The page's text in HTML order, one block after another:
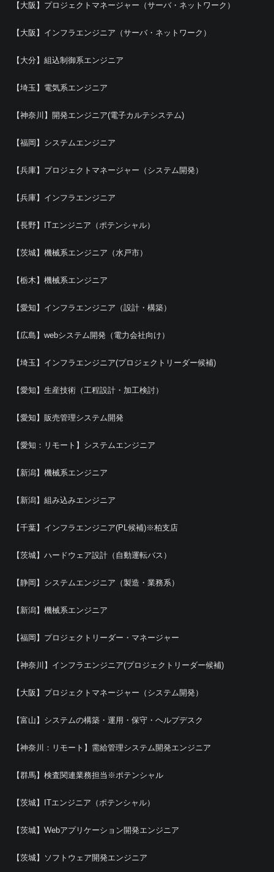
【大阪】プロジェクトマネージャー（サーバ・ネットワーク）
【大阪】インフラエンジニア（サーバ・ネットワーク）
【大分】組込制御系エンジニア
【埼玉】電気系エンジニア
【神奈川】開発エンジニア(電子カルテシステム)
【福岡】システムエンジニア
【兵庫】プロジェクトマネージャー（システム開発）
【兵庫】インフラエンジニア
【長野】ITエンジニア（ポテンシャル）
【茨城】機械系エンジニア（水戸市）
【栃木】機械系エンジニア
【愛知】インフラエンジニア（設計・構築）
【広島】webシステム開発（電力会社向け）
【埼玉】インフラエンジニア(プロジェクトリーダー候補)
【愛知】生産技術（工程設計・加工検討）
【愛知】販売管理システム開発
【愛知：リモート】システムエンジニア
【新潟】機械系エンジニア
【新潟】組み込みエンジニア
【千葉】インフラエンジニア(PL候補)※柏支店
【茨城】ハードウェア設計（自動運転バス）
【静岡】システムエンジニア（製造・業務系）
【新潟】機械系エンジニア
【福岡】プロジェクトリーダー・マネージャー
【神奈川】インフラエンジニア(プロジェクトリーダー候補)
【大阪】プロジェクトマネージャー（システム開発）
【富山】システムの構築・運用・保守・ヘルプデスク
【神奈川：リモート】需給管理システム開発エンジニア
【群馬】検査関連業務担当※ポテンシャル
【茨城】ITエンジニア（ポテンシャル）
【茨城】Webアプリケーション開発エンジニア
【茨城】ソフトウェア開発エンジニア